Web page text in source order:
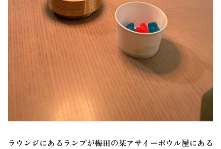
ラウンジにあるランプが梅田の某アサイーボウル屋にある